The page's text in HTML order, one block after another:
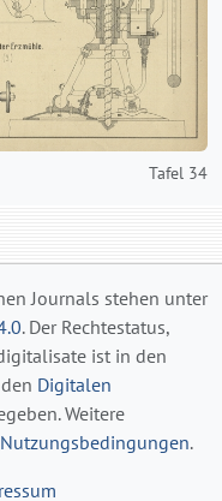
Tafel 34
Journals stehen unter
. Der Rechtestatus,
ist in den
Digitalen
Weitere
Nutzungsbedingungen.